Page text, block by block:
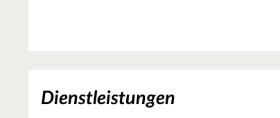
Dienstleistungen